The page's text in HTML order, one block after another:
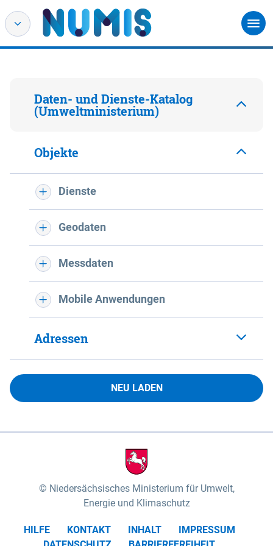
Daten- und Dienste-Katalog
(Umweltministerium)
Objekte
Dienste
Geodaten
Messdaten
Mobile Anwendungen
Adressen
NEU LADEN
Niedersächsisches Ministerium für Umwelt,
Energie und Klimaschutz
HILFE KONTAKT INHALT
IMPRESSUM